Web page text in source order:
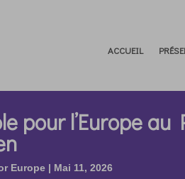
ACCUEIL
pour l’Europe au
Europe | Mai 11, 2026